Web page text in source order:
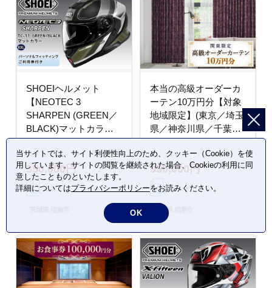
SHOEIヘルメット
【NEOTEC 3
SHARPEN (GREEN／
BLACK)マットカラ
ー】XXL フィッティン
グチケット付き｜フェ
イスカバー システム ネ
オテック シャープン バ
イク ツーリング ショウ
350,000円
本当の高級オーダーカ
ーテン10万円分【対象
地域限定】(東京／埼玉
県／神奈川県／千葉県
／茨城県／栃木県／群
馬県)｜高級 カーテン
オーダーカーテン おし
ゃれ モダン 制作券 チ
ケット [2326]
350,000円
茨城県 稲敷市
当サイトでは、サイト利便性向上のため、クッキー（Cookie）を使
用しています。サイトの閲覧を継続された場合、Cookieの利用に同
意したことものといたします。
詳細についてはプライバシーポリシーをお読みください。
OK